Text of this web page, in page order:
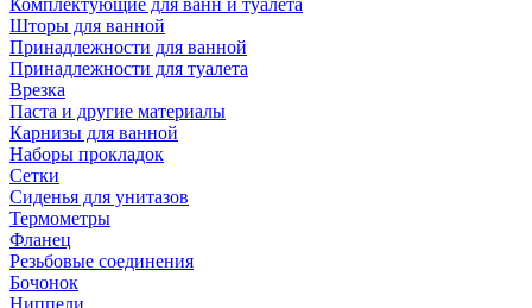
Комплектующие для ванн и туалета
Шторы для ванной
Принадлежности для ванной
Принадлежности для туалета
Врезка
Паста и другие материалы
Карнизы для ванной
Наборы прокладок
Сетки
Сиденья для унитазов
Термометры
Фланец
Резьбовые соединения
Бочонок
Ниппели